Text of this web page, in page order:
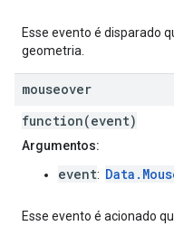
Esse evento é disparado
geometria.
mouseover
function(event)
Argumentos:
event:
Esse evento é acionado